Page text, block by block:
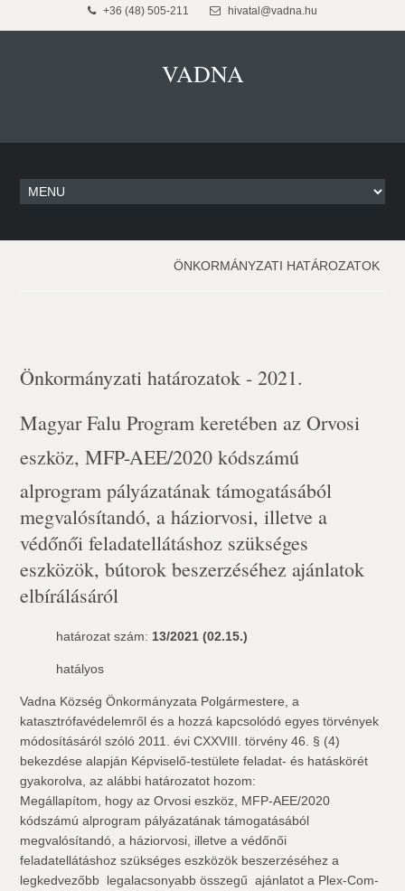
+36 (48) 505-211 hivatal@vadna.hu
VADNA
ÖNKORMÁNYZATI HATÁROZATOK
Önkormányzati határozatok - 2021.
Magyar Falu Program keretében az Orvosi
eszköz, MFP-AEE/2020 kódszámú
alprogram pályázatának támogatásából
megvalósítandó, a háziorvosi, illetve a
védőnői feladatellátáshoz szükséges
eszközök, bútorok beszerzéséhez ajánlatok
elbírálásáról
határozat szám: 13/2021 (02.15.)
hatályos
Vadna Község Önkormányzata Polgármestere, a
katasztrófavédelemről és a hozzá kapcsolódó egyes törvények
módosításáról szóló 2011. évi CXXVIII. törvény 46. § (4)
bekezdése alapján Képviselő-testülete feladat- és hatáskörét
gyakorolva, az alábbi határozatot hozom:
Megállapítom, hogy az Orvosi eszköz, MFP-AEE/2020
kódszámú alprogram pályázatának támogatásából
megvalósítandó, a háziorvosi, illetve a védőnői
feladatellátáshoz szükséges eszközök beszerzéséhez a
legkedvezőbb  legalacsonyabb összegű  ajánlatot a Plex-Com-